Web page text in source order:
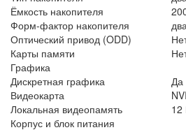
Ёмкость накопителя
Форм-фактор накопителя
Оптический привод (ODD)
Карты памяти
Графика
Дискретная графика
Да
Видеокарта
Локальная видеопамять
12
Корпус и блок питания